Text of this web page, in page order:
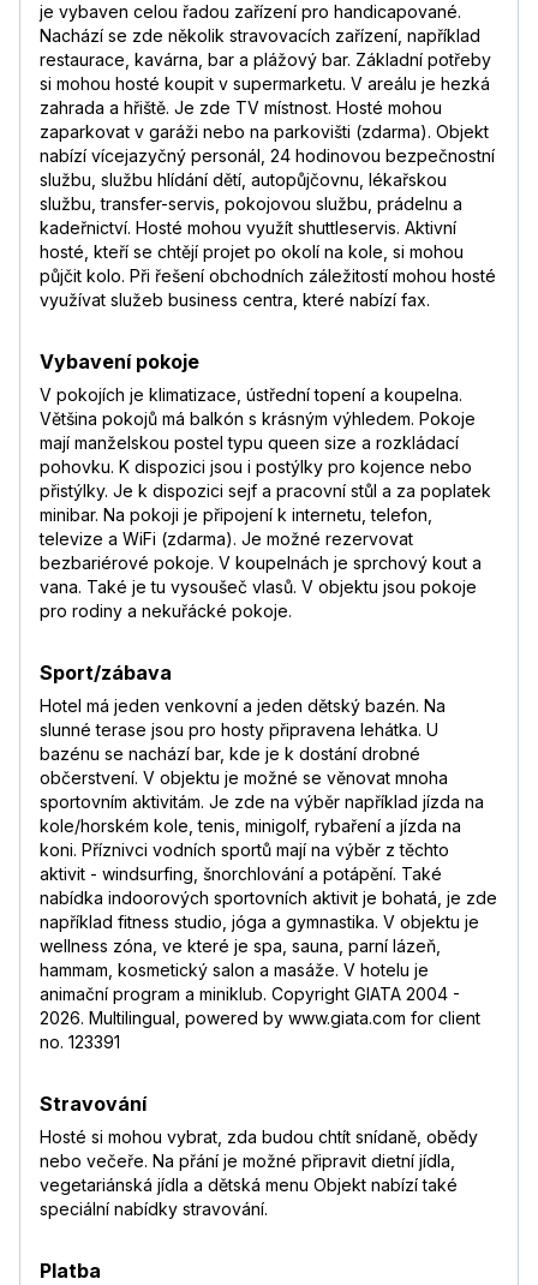
je vybaven celou řadou zařízení pro handicapované.
Nachází se zde několik stravovacích zařízení, například
restaurace, kavárna, bar a plážový bar. Základní potřeby
si mohou hosté koupit v supermarketu. V areálu je hezká
zahrada a hřiště. Je zde TV místnost. Hosté mohou
zaparkovat v garáži nebo na parkovišti (zdarma). Objekt
nabízí vícejazyčný personál, 24 hodinovou bezpečnostní
službu, službu hlídání dětí, autopůjčovnu, lékařskou
službu, transfer-servis, pokojovou službu, prádelnu a
kadeřnictví. Hosté mohou využít shuttleservis. Aktivní
hosté, kteří se chtějí projet po okolí na kole, si mohou
půjčit kolo. Při řešení obchodních záležitostí mohou hosté
využívat služeb business centra, které nabízí fax.
Vybavení pokoje
V pokojích je klimatizace, ústřední topení a koupelna.
Většina pokojů má balkón s krásným výhledem. Pokoje
mají manželskou postel typu queen size a rozkládací
pohovku. K dispozici jsou i postýlky pro kojence nebo
přistýlky. Je k dispozici sejf a pracovní stůl a za poplatek
minibar. Na pokoji je připojení k internetu, telefon,
televize a WiFi (zdarma). Je možné rezervovat
bezbariérové pokoje. V koupelnách je sprchový kout a
vana. Také je tu vysoušeč vlasů. V objektu jsou pokoje
pro rodiny a nekuřácké pokoje.
Sport/zábava
Hotel má jeden venkovní a jeden dětský bazén. Na
slunné terase jsou pro hosty připravena lehátka. U
bazénu se nachází bar, kde je k dostání drobné
občerstvení. V objektu je možné se věnovat mnoha
sportovním aktivitám. Je zde na výběr například jízda na
kole/horském kole, tenis, minigolf, rybaření a jízda na
koni. Příznivci vodních sportů mají na výběr z těchto
aktivit - windsurfing, šnorchlování a potápění. Také
nabídka indoorových sportovních aktivit je bohatá, je zde
například fitness studio, jóga a gymnastika. V objektu je
wellness zóna, ve které je spa, sauna, parní lázeň,
hammam, kosmetický salon a masáže. V hotelu je
animační program a miniklub. Copyright GIATA 2004 -
2026. Multilingual, powered by www.giata.com for client
no. 123391
Stravování
Hosté si mohou vybrat, zda budou chtít snídaně, obědy
nebo večeře. Na přání je možné připravit dietní jídla,
vegetariánská jídla a dětská menu Objekt nabízí také
speciální nabídky stravování.
Platba